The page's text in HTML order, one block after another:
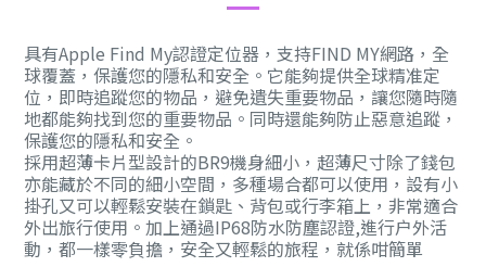
具有Apple Find My認證定位器，支持FIND MY網路，全
球覆蓋，保護您的隱私和安全。它能夠提供全球精准定
位，即時追蹤您的物品，避免遺失重要物品，讓您隨時隨
地都能夠找到您的重要物品。同時還能夠防止惡意追蹤，
保護您的隱私和安全。
採用超薄卡片型設計的BR9機身細小，超薄尺寸除了錢包
亦能藏於不同的細小空間，多種場合都可以使用，設有小
掛孔又可以輕鬆安裝在鎖匙、背包或行李箱上，非常適合
外出旅行使用。加上通過IP68防水防塵認證,進行户外活
動，都一樣零負擔，安全又輕鬆的旅程，就係咁簡單